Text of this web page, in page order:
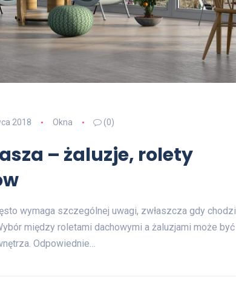
2018 Okna (0)
– żaluzje, rolety
wymaga szczególnej uwagi, zwłaszcza gdy chodzi
między roletami dachowymi a żaluzjami może być
Odpowiednie…